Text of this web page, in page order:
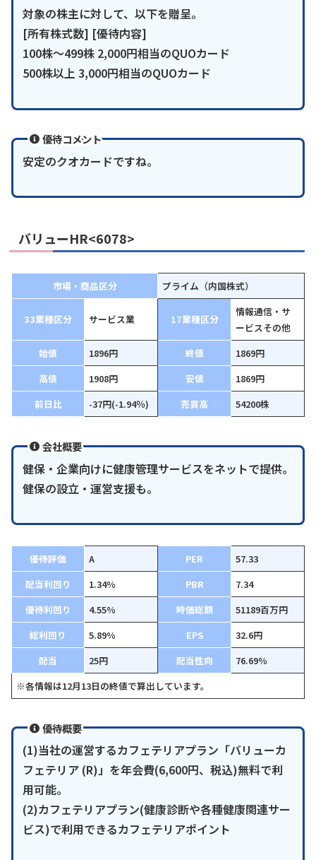
対象の株主に対して、以下を贈呈。
[所有株式数] [優待内容]
100株〜499株 2,000円相当のQUOカード
500株以上 3,000円相当のQUOカード
優待コメント
安定のクオカードですね。
バリューHR<6078>
市場・商品区分 プライム（内国株式）
33業種区分 サービス業 17業種区分
情報通信・サ
ービスその他
始値
1896円 終値
1869円
高値
1908円 安値
1869円
前日比
-37円(-1.94％) 売買高 54200株
会社概要
健保・企業向けに健康管理サービスをネットで提供。
健保の設立・運営支援も。
優待評価 A PER
57.33
配当利回り
1.34% PBR
7.34
優待利回り
4.55% 時価総額
51189百万円
総利回り
5.89% EPS
32.6円
配当
25円 配当性向
76.69%
※各情報は12月13日の終値で算出しています。
優待概要
(1)当社の運営するカフェテリアプラン「バリューカ
フェテリア (R)」を年会費(6,600円、税込)無料で利
用可能。
(2)カフェテリアプラン(健康診断や各種健康関連サー
ビス)で利用できるカフェテリアポイント